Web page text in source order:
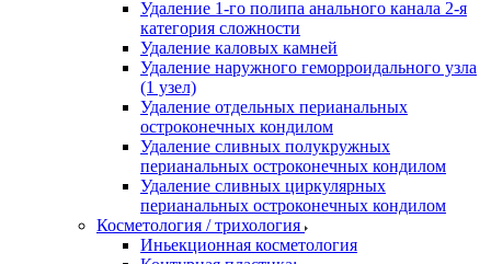
Удаление 1-го полипа анального канала 2-я
категория сложности
Удаление каловых камней
Удаление наружного геморроидального узла
(1 узел)
Удаление отдельных перианальных
остроконечных кондилом
Удаление сливных полукружных
перианальных остроконечных кондилом
Удаление сливных циркулярных
перианальных остроконечных кондилом
Косметология / трихология
Иньекционная косметология